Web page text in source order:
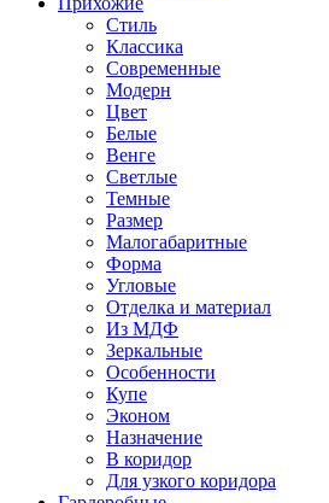
Стиль
Классика
Современные
Модерн
Цвет
Белые
Венге
Светлые
Темные
Размер
Малогабаритные
Форма
Угловые
Отделка и материал
Из МДФ
Зеркальные
Особенности
Купе
Эконом
Назначение
В коридор
Для узкого коридора